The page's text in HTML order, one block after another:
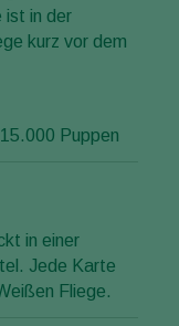
ist in der
kurz vor dem
Puppen
in einer
Jede Karte
Fliege.